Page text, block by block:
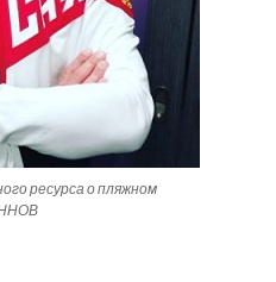
ресурса о пляжном